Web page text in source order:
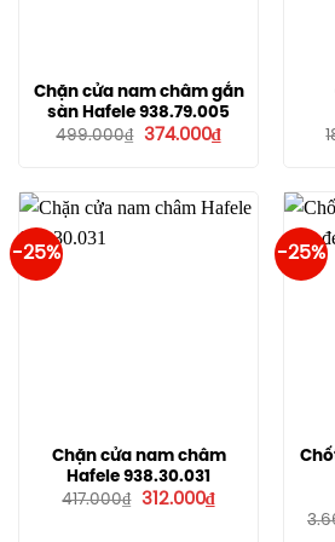
Chặn cửa nam châm gắn
sàn Hafele 938.79.005
499.000₫
Giá
374.000₫Giá
hiện
374.000₫.
-25%
Chặn cửa nam châm
Hafele 938.30.031
417.000₫
Giá
312.000₫Giá
hiện
-25%